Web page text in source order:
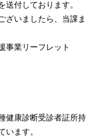
送付しております。
ざいましたら、当課ま
事業リーフレット
健康診断受診者証所持
います。